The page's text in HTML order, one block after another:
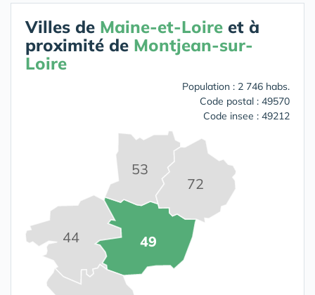
Villes de Maine-et-Loire et à
proximité de Montjean-sur-
Loire
Population : 2 746 habs.
Code postal : 49570
Code insee : 49212
44 49
53
72